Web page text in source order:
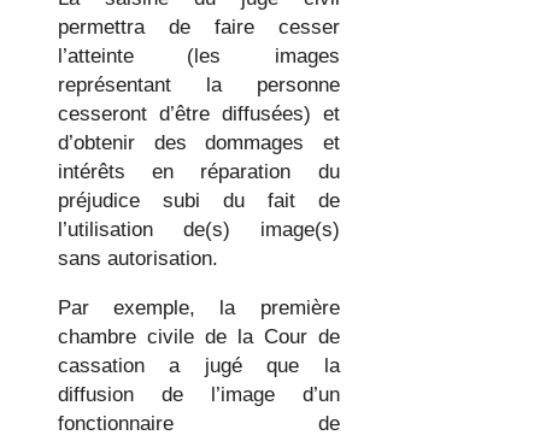
permettra de faire cesser
l’atteinte (les images
représentant la personne
cesseront d’être diffusées) et
d’obtenir des dommages et
intérêts en réparation du
préjudice subi du fait de
l’utilisation de(s) image(s)
sans autorisation.
Par exemple, la première
chambre civile de la Cour de
cassation a jugé que la
diffusion de l’image d’un
fonctionnaire de